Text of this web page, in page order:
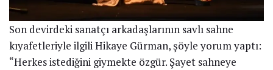
Son devirdeki sanatçı arkadaşlarının savlı sahne
kıyafetleriyle ilgili Hikaye Gürman, şöyle yorum yaptı:
“Herkes istediğini giymekte özgür. Şayet sahneye